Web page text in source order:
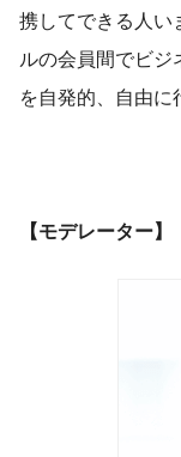
携してできる人い
ルの会員間でビ
を自発的、自由に
【モデレーター】